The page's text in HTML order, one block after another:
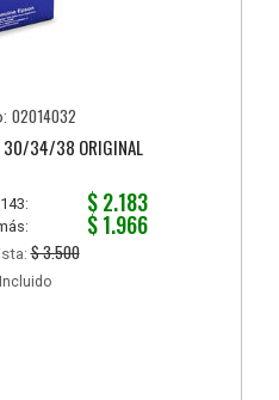
02014032
30/34/38 ORIGINAL
$ 2.183
$ 1.966
$ 3.500